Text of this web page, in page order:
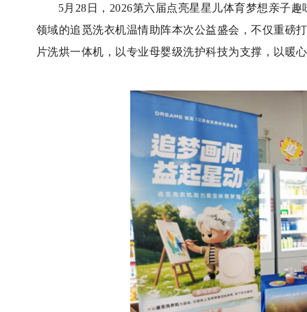
5月28日，2026第六届点亮星星儿体育梦想亲子
领域的追觅洗衣机温情助阵本次公益盛会，不仅重磅
片洗烘一体机，以专业母婴级洗护科技为支撑，以暖